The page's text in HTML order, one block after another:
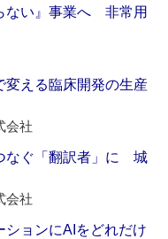
ない』事業へ 非常用
変える臨床開発の生産
会社
なぐ「翻訳者」に 城
会社
ションにAIをどれだけ